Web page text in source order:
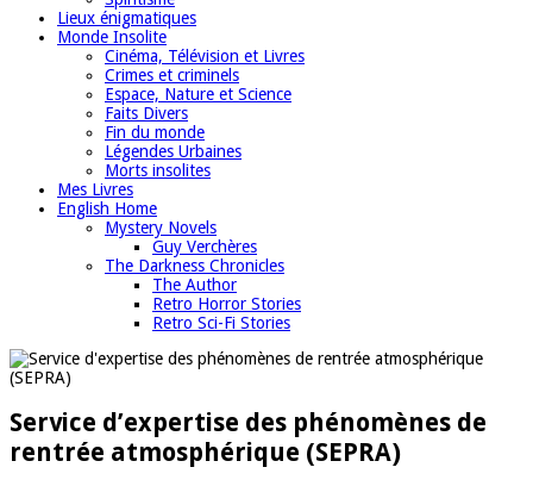
Lieux énigmatiques
Monde Insolite
Cinéma, Télévision et Livres
Crimes et criminels
Espace, Nature et Science
Faits Divers
Fin du monde
Légendes Urbaines
Morts insolites
Mes Livres
English Home
Mystery Novels
Guy Verchères
The Darkness Chronicles
The Author
Retro Horror Stories
Retro Sci-Fi Stories
Service d’expertise des phénomènes de
rentrée atmosphérique (SEPRA)